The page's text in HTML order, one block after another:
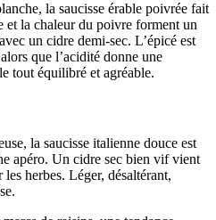
la saucisse érable poivrée fait
et la chaleur du poivre forment un
un cidre demi-sec. L’épicé est
que l’acidité donne une
tout équilibré et agréable.
la saucisse italienne douce est
apéro. Un cidre sec bien vif vient
herbes. Léger, désaltérant,